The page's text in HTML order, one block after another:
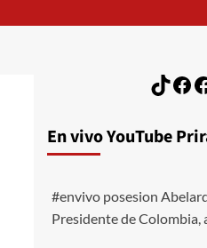
En vivo YouTube
#envivo posesion
Presidente de Colombia,